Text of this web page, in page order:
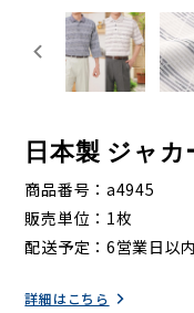
日本製 ジャ
商品番号
a4945
販売単位
1枚
配送予定
6営業日以
詳細はこちら